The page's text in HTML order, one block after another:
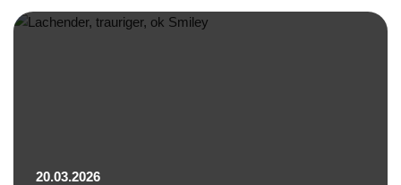
20.03.2026